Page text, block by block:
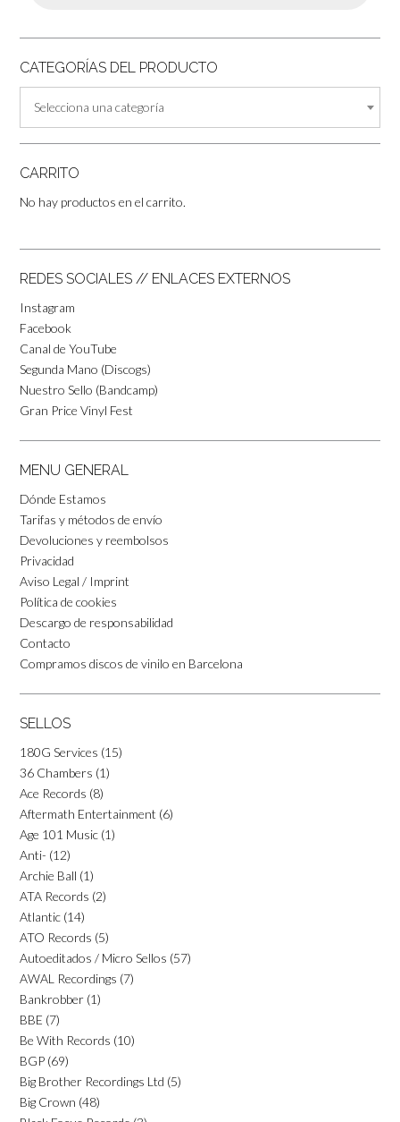
CATEGORÍAS DEL PRODUCTO
Selecciona una categoría
CARRITO
No hay productos en el carrito.
REDES SOCIALES // ENLACES EXTERNOS
Instagram
Facebook
Canal de YouTube
Segunda Mano (Discogs)
Nuestro Sello (Bandcamp)
Gran Price Vinyl Fest
MENU GENERAL
Dónde Estamos
Tarifas y métodos de envío
Devoluciones y reembolsos
Privacidad
Aviso Legal / Imprint
Política de cookies
Descargo de responsabilidad
Contacto
Compramos discos de vinilo en Barcelona
SELLOS
180G Services (15)
36 Chambers (1)
Ace Records (8)
Aftermath Entertainment (6)
Age 101 Music (1)
Anti- (12)
Archie Ball (1)
ATA Records (2)
Atlantic (14)
ATO Records (5)
Autoeditados / Micro Sellos (57)
AWAL Recordings (7)
Bankrobber (1)
BBE (7)
Be With Records (10)
BGP (69)
Big Brother Recordings Ltd (5)
Big Crown (48)